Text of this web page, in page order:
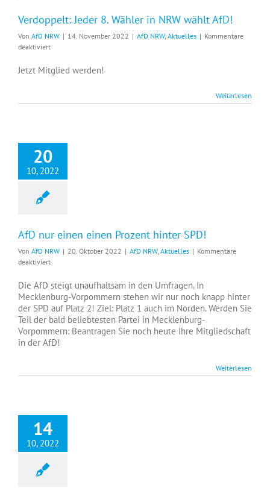
Verdoppelt: Jeder 8. Wähler in NRW wählt AfD!
Von AfD NRW | 14. November 2022 | AfD NRW, Aktuelles | Kommentare
deaktiviertfür
Jeder
Jetzt Mitglied werden!
Weiterlesen
20
10, 2022
AfD nur einen einen Prozent hinter SPD!
Von AfD NRW | 20. Oktober 2022 | AfD NRW, Aktuelles | Kommentare
deaktiviertfür
nur
einen
einen
Prozent
SPD!
Die AfD steigt unaufhaltsam in den Umfragen. In
Mecklenburg-Vorpommern stehen wir nur noch knapp hinter
der SPD auf Platz 2! Ziel: Platz 1 auch im Norden. Werden Sie
Teil der bald beliebtesten Partei in Mecklenburg-
Vorpommern: Beantragen Sie noch heute Ihre Mitgliedschaft
in der AfD!
Weiterlesen
14
10, 2022